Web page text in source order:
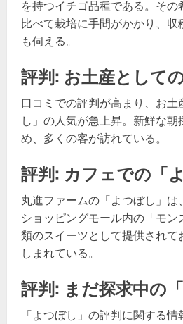
を持つイチゴ品種である。その
比べて栽培に手間がかかり、収
も伺える。
評判: お土産として
口コミでの評判が高まり、お
し」の人気が急上昇。新鮮な
め、多くの客が訪れている。
評判: カフェでの「
丸進ファームの「よつぼし」は
ショッピングモール内の「モ
類のスイーツとして提供されて
しまれている。
評判: まだ探求中の
「よつぼし」の評判に関する